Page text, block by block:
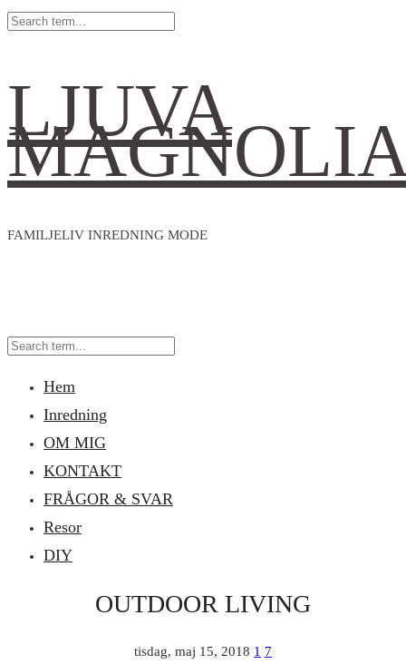
LJUVA
FAMILJELIV INREDNING MODE
Hem
Inredning
OM MIG
KONTAKT
FRÅGOR & SVAR
Resor
DIY
OUTDOOR LIVING
tisdag, maj 15, 2018 1 7